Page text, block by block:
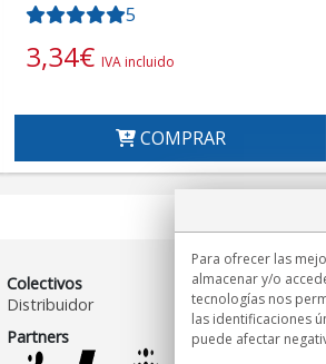
5
3,34€ IVA incluido
COMPRAR
Colectivos
Distribuidor
Partners
Para ofrecer las
almacenar y/o
tecnologías nos
las identificaciones
puede afectar